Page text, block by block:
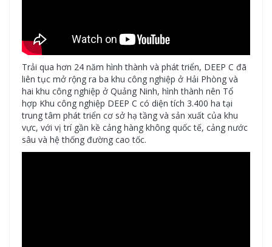
Trải qua hơn 24 năm hình thành và phát triển, DEEP C đã
liên tục mở rộng ra ba khu công nghiệp ở Hải Phòng và
hai khu công nghiệp ở Quảng Ninh, hình thành nên Tổ
hợp Khu công nghiệp DEEP C có diện tích 3.400 ha tại
trung tâm phát triển cơ sở hạ tầng và sản xuất của khu
vực, với vị trí gần kề cảng hàng không quốc tế, cảng nước
sâu và hệ thống đường cao tốc.